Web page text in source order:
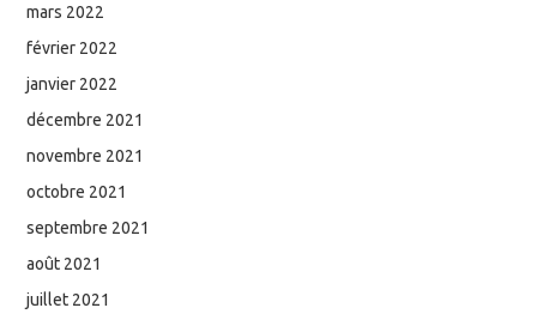
mars 2022
février 2022
janvier 2022
décembre 2021
novembre 2021
octobre 2021
septembre 2021
août 2021
juillet 2021